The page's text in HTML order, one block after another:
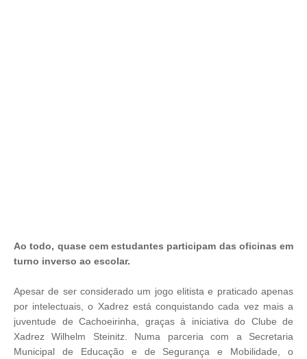
Ao todo, quase cem estudantes participam das oficinas em
turno inverso ao escolar.
Apesar de ser considerado um jogo elitista e praticado apenas
por intelectuais, o Xadrez está conquistando cada vez mais a
juventude de Cachoeirinha, graças à iniciativa do Clube de
Xadrez Wilhelm Steinitz. Numa parceria com a Secretaria
Municipal de Educação e de Segurança e Mobilidade, o